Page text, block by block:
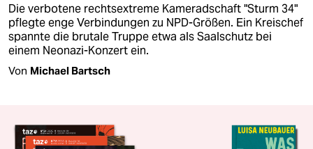
Die verbotene rechtsextreme Kameradschaft "Sturm 34"
pflegte enge Verbindungen zu NPD-Größen. Ein Kreischef
spannte die brutale Truppe etwa als Saalschutz bei
einem Neonazi-Konzert ein.
Von Michael Bartsch